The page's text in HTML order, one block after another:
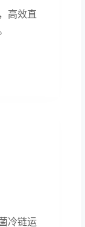
高效直
冷链运